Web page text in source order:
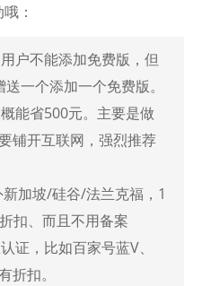
：
户不能添加免费版，但
一个添加一个免费版。
能省500元。主要是做
铺开互联网，强烈推荐
加坡/硅谷/法兰克福，1
扣、而且不用备案
证，比如百家号蓝V、
折扣。